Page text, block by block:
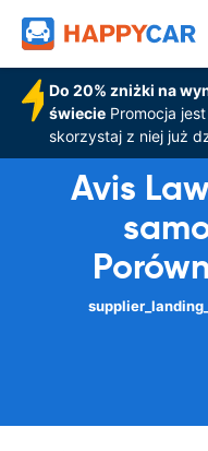
Do 20% zniżki na
świeciePromocja
skorzystaj z niej już
Avis